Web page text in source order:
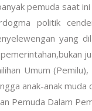
pemuda saat
politik
yang
Umum
anak-anak
Pemuda Dalam